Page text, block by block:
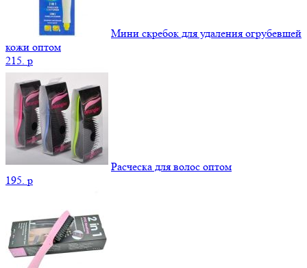
Мини скребок для удаления огрубевшей
кожи оптом
215. p
Расческа для волос оптом
195. p